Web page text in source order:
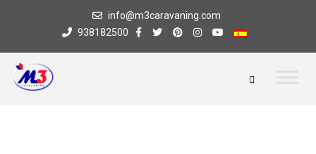
info@m3caravaning.com
938182500